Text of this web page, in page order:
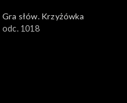
Gra słów. Krzyżówka
odc. 1018